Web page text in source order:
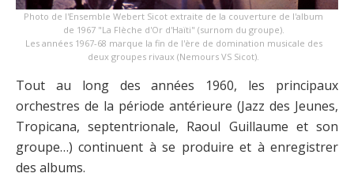
Photo de l'Ensemble Webert Sicot extraite de la couverture de l'album
de 1967 "La Flèche d'Or d'Haïti" (surnom du groupe).
Les années 1967-68 marque la fin de l'ère de domination musicale des
deux groupes rivaux (Nemours VS Sicot).
Tout au long des années 1960, les principaux
orchestres de la période antérieure (Jazz des Jeunes,
Tropicana, septentrionale, Raoul Guillaume et son
groupe…) continuent à se produire et à enregistrer
des albums.